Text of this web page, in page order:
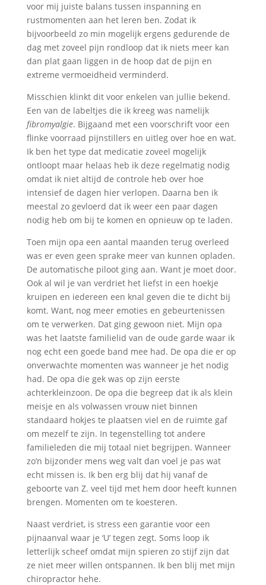
voor mij juiste balans tussen inspanning en
rustmomenten aan het leren ben. Zodat ik
bijvoorbeeld zo min mogelijk ergens gedurende de
dag met zoveel pijn rondloop dat ik niets meer kan
dan plat gaan liggen in de hoop dat de pijn en
extreme vermoeidheid verminderd.
Misschien klinkt dit voor enkelen van jullie bekend.
Een van de labeltjes die ik kreeg was namelijk
fibromyalgie. Bijgaand met een voorschrift voor een
flinke voorraad pijnstillers en uitleg over hoe en wat.
Ik ben het type dat medicatie zoveel mogelijk
ontloopt maar helaas heb ik deze regelmatig nodig
omdat ik niet altijd de controle heb over hoe
intensief de dagen hier verlopen. Daarna ben ik
meestal zo gevloerd dat ik weer een paar dagen
nodig heb om bij te komen en opnieuw op te laden.
Toen mijn opa een aantal maanden terug overleed
was er even geen sprake meer van kunnen opladen.
De automatische piloot ging aan. Want je moet door.
Ook al wil je van verdriet het liefst in een hoekje
kruipen en iedereen een knal geven die te dicht bij
komt. Want, nog meer emoties en gebeurtenissen
om te verwerken. Dat ging gewoon niet. Mijn opa
was het laatste familielid van de oude garde waar ik
nog echt een goede band mee had. De opa die er op
onverwachte momenten was wanneer je het nodig
had. De opa die gek was op zijn eerste
achterkleinzoon. De opa die begreep dat ik als klein
meisje en als volwassen vrouw niet binnen
standaard hokjes te plaatsen viel en de ruimte gaf
om mezelf te zijn. In tegenstelling tot andere
familieleden die mij totaal niet begrijpen. Wanneer
zo’n bijzonder mens weg valt dan voel je pas wat
echt missen is. Ik ben erg blij dat hij vanaf de
geboorte van Z. veel tijd met hem door heeft kunnen
brengen. Momenten om te koesteren.
Naast verdriet, is stress een garantie voor een
pijnaanval waar je ‘U’ tegen zegt. Soms loop ik
letterlijk scheef omdat mijn spieren zo stijf zijn dat
ze niet meer willen ontspannen. Ik ben blij met mijn
chiropractor hehe.